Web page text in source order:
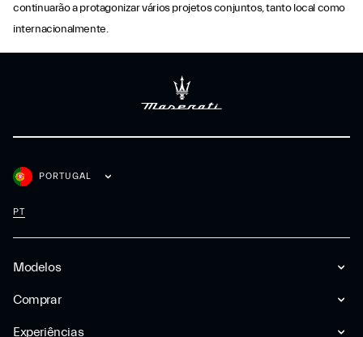
continuarão a protagonizar vários projetos conjuntos, tanto local como
internacionalmente.
Modelos
Comprar
Experiências
PORTUGAL
PT